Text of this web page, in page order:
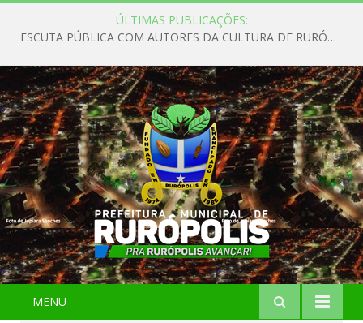
ÚLTIMAS PUBLICAÇÕES:
ESCUTA PÚBLICA COM AUTORES DA CULTURA DE RURÓPOLIS
MENU